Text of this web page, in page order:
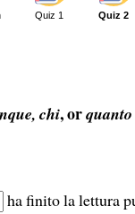
Quiz 1 Quiz 2
chi, orquanto
ha finito la lettura